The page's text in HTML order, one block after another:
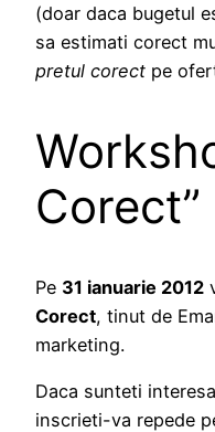
(doar daca bugetul
sa estimati corect
pretul corect pe
Corect”
Pe 31 ianuarie 2012
Corect, tinut de
marketing.
Daca sunteti
inscrieti-va repede